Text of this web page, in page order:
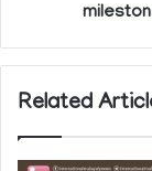
Related